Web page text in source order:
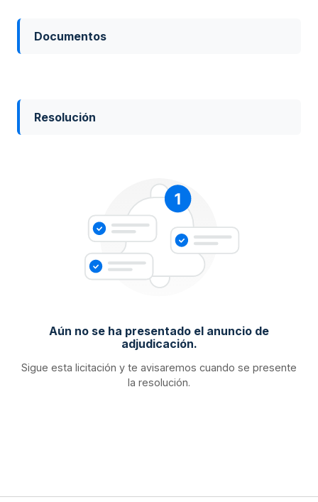
Documentos
Resolución
Aún no se ha presentado el anuncio de
adjudicación.
Sigue esta licitación y te avisaremos cuando se presente
la resolución.